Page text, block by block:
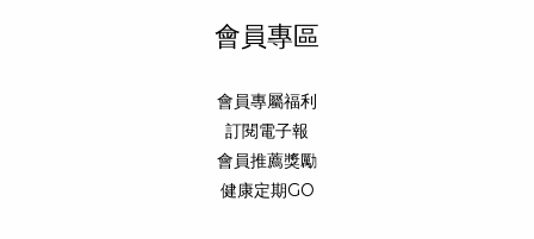
會員專區
會員專屬福利
訂閱電子報
會員推薦獎勵
健康定期GO